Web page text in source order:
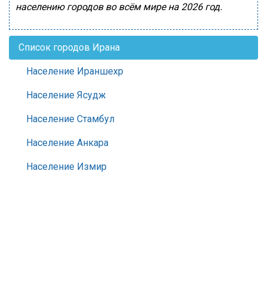
населению городов во всём мире на 2026 год.
Список городов Ирана
Население Ираншехр
Население Ясудж
Население Стамбул
Население Анкара
Население Измир